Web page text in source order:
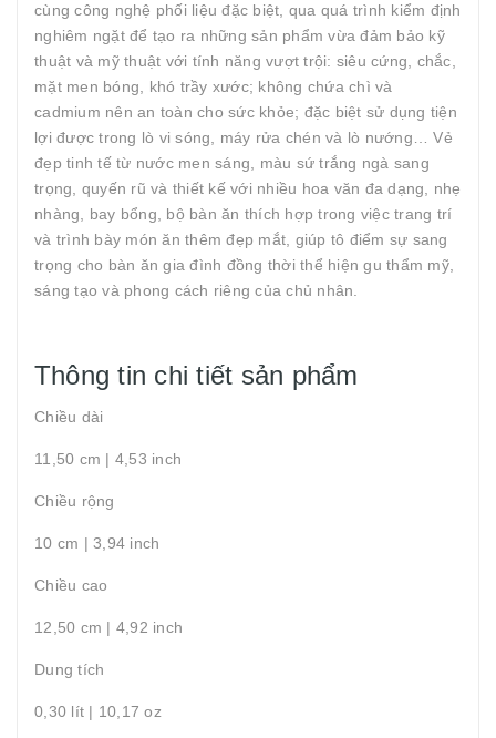
cùng công nghệ phối liệu đặc biệt, qua quá trình kiểm định
nghiêm ngặt để tạo ra những sản phẩm vừa đảm bảo kỹ
thuật và mỹ thuật với tính năng vượt trội: siêu cứng, chắc,
mặt men bóng, khó trầy xước; không chứa chì và
cadmium nên an toàn cho sức khỏe; đặc biệt sử dụng tiện
lợi được trong lò vi sóng, máy rửa chén và lò nướng… Vẻ
đẹp tinh tế từ nước men sáng, màu sứ trắng ngà sang
trọng, quyến rũ và thiết kế với nhiều hoa văn đa dạng, nhẹ
nhàng, bay bổng, bộ bàn ăn thích hợp trong việc trang trí
và trình bày món ăn thêm đẹp mắt, giúp tô điểm sự sang
trọng cho bàn ăn gia đình đồng thời thể hiện gu thẩm mỹ,
sáng tạo và phong cách riêng của chủ nhân.
Thông tin chi tiết sản phẩm
Chiều dài
11,50 cm | 4,53 inch
Chiều rộng
10 cm | 3,94 inch
Chiều cao
12,50 cm | 4,92 inch
Dung tích
0,30 lít | 10,17 oz